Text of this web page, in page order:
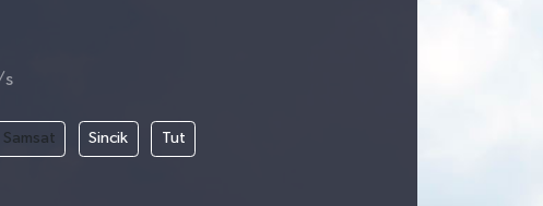
s
Samsat Sincik Tut